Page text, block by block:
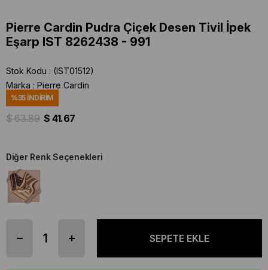
Pierre Cardin Pudra Çiçek Desen Tivil İpek
Eşarp IST 8262438 - 991
Stok Kodu
(IST01512)
Marka : Pierre Cardin
%35İNDIRIM
$ 63.89 $ 41.67
Diğer Renk Seçenekleri